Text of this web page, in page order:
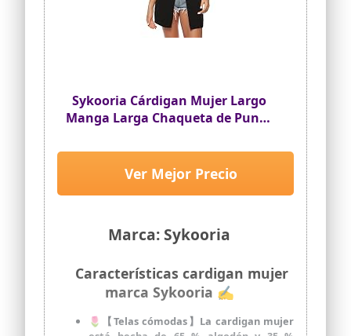
Sykooria Cárdigan Mujer Largo
Manga Larga Chaqueta de Punto
Mujer Casual para Primavera
Verano Otoño Invierno
Marca: Sykooria
Ver Mejor Precio
Características cardigan mujer
marca Sykooria ✍
🌷【Telas cómodas】La cardigan mujer